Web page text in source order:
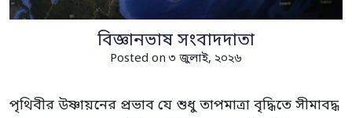
বিজ্ঞানভাষ সংবাদদাতা
Posted on ৩ জুলাই, ২০২৬
পৃথিবীর উষ্ণায়নের প্রভাব যে শুধু তাপমাত্রা বৃদ্ধিতে সীমাবদ্ধ